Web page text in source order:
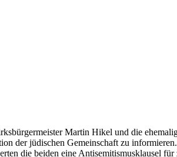
Martin Hikel und die
der jüdischen Gemeinschaft zu
die beiden eine Antisemitismusklausel